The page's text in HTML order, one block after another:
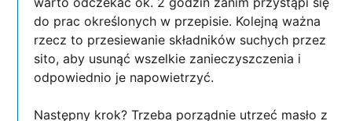
do prac określonych w przepisie. Kolejną ważna
rzecz to przesiewanie składników suchych przez
sito, aby usunąć wszelkie zanieczyszczenia i
odpowiednio je napowietrzyć.
Następny krok? Trzeba porządnie utrzeć masło z